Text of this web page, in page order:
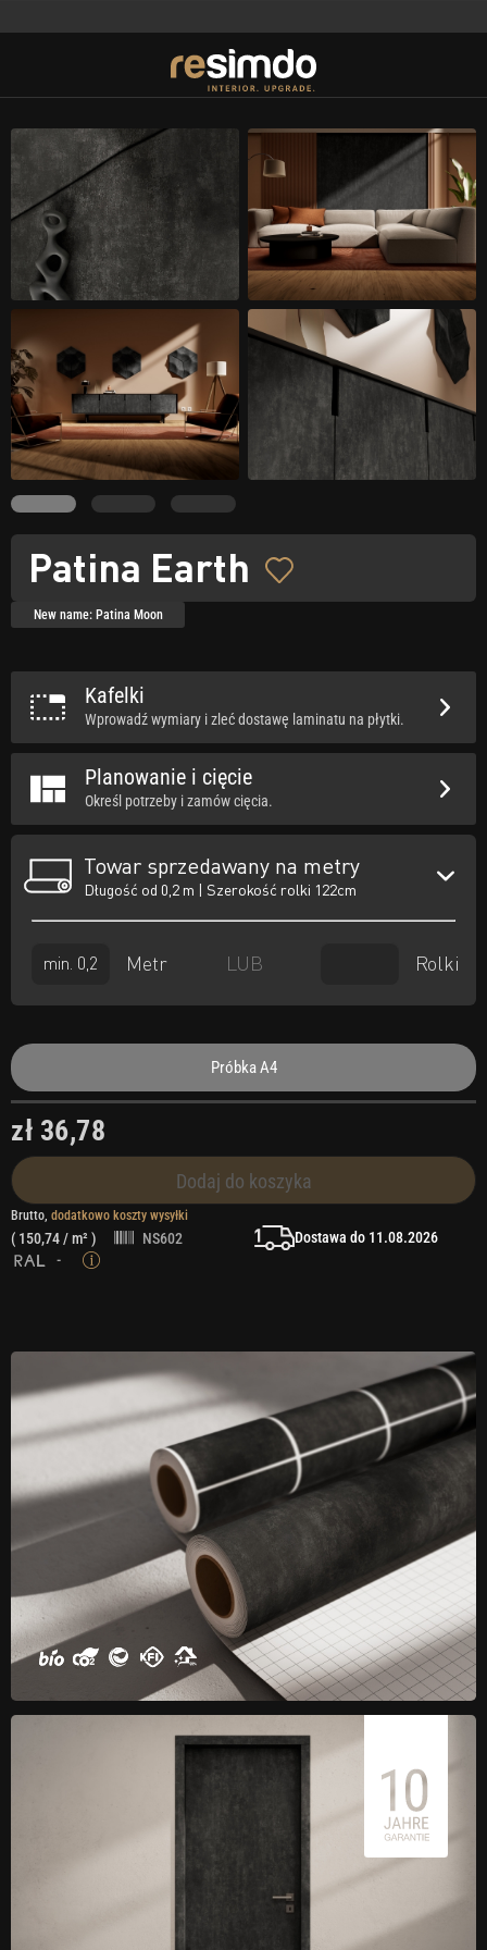
Patina Earth
New name: Patina Moon
Kafelki
Wprowadź wymiary i zleć dostawę laminatu na płytki.
Planowanie i cięcie
Określ potrzeby i zamów cięcia.
Towar sprzedawany na metry
Długość od 0,2 m | Szerokość rolki 122cm
Metr LUB Rolki
Próbka A4
zł 36,78
Dodaj do koszyka
Brutto, dodatkowo koszty wysyłki
( 150,74/ m² )
NS602
-
Dostawa do 11.08.2026